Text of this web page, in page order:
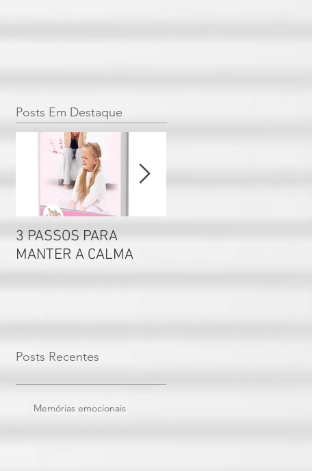
Posts Em Destaque
3 PASSOS PARA
MANTER A CALMA
Posts Recentes
Memórias emocionais